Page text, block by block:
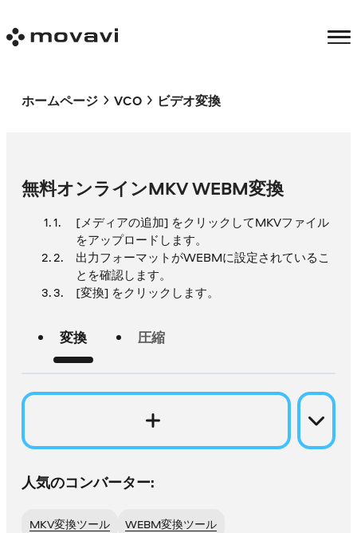
ホームページ VCO ビデオ変換
無料オンラインMKV WEBM変換
[メディアの追加] をクリックしてMKVファイル
をアップロードします。
出力フォーマットがWEBMに設定されているこ
とを確認します。
[変換] をクリックします。
変換 圧縮
人気のコンバーター:
MKV変換ツール WEBM変換ツール